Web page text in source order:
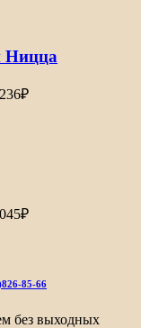
Ницца
85-66
без выходных